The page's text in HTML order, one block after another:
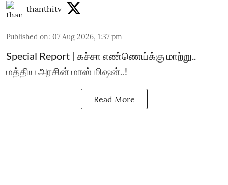
thanthitv
Published on: 07 Aug 2026, 1:37 pm
Special Report | கச்சா எண்ணெய்க்கு மாற்று..
மத்திய அரசின் மாஸ் மிஷன்..!
Read More